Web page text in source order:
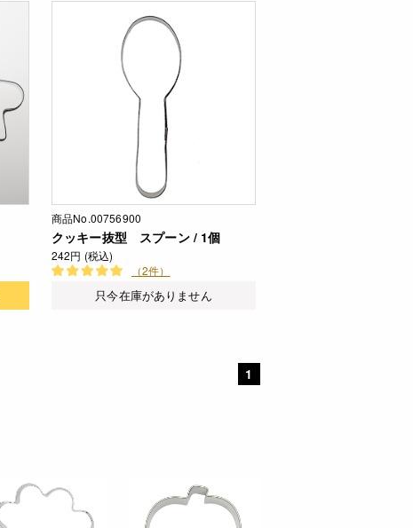
商品No.00756900
クッキー抜型 スプーン / 1個
242円 (税込)
（2件）
只今在庫がありません
1